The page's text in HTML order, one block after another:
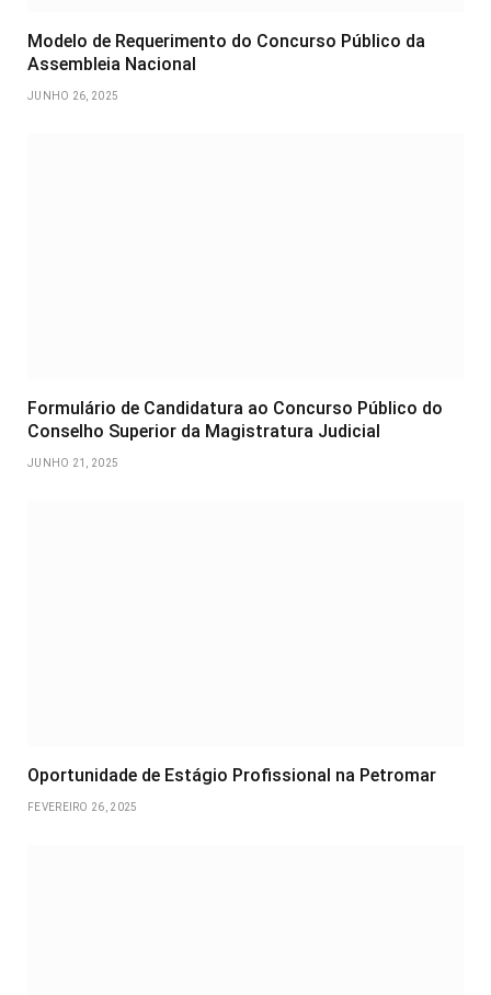
Modelo de Requerimento do Concurso Público da
Assembleia Nacional
JUNHO 26, 2025
Formulário de Candidatura ao Concurso Público do
Conselho Superior da Magistratura Judicial
JUNHO 21, 2025
Oportunidade de Estágio Profissional na Petromar
FEVEREIRO 26, 2025